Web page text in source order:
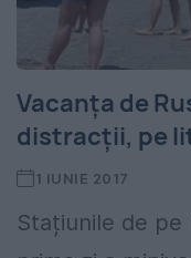
Vacanța de
distracții, pe
1 IUNIE 2017
Stațiunile de